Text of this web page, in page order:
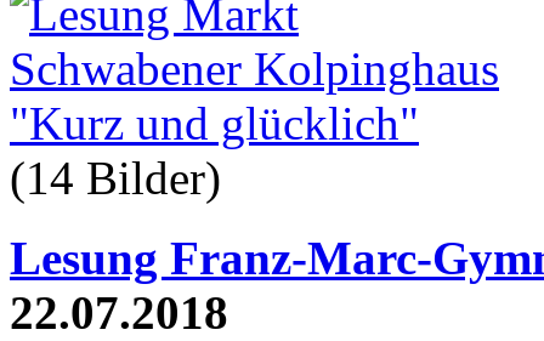
(14 Bilder)
Lesung Franz-Marc-
22.07.2018